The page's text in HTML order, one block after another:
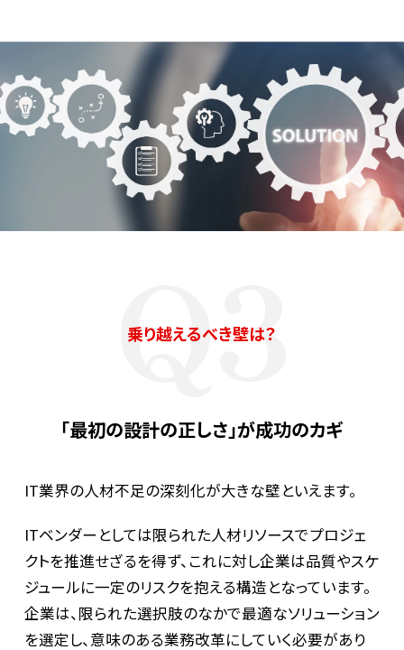
Q3
乗り越えるべき壁は？
「最初の設計の正しさ」が成功のカギ
IT業界の人材不足の深刻化が大きな壁といえます。
ITベンダーとしては限られた人材リソースでプロジェ
クトを推進せざるを得ず、これに対し企業は品質やスケ
ジュールに一定のリスクを抱える構造となっています。
企業は、限られた選択肢のなかで最適なソリューション
を選定し、意味のある業務改革にしていく必要があり